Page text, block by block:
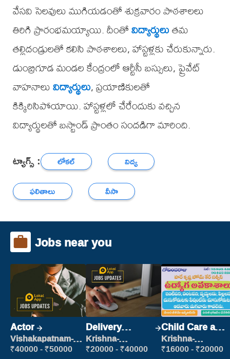
వేసవి సెలవులు ముగియడంతో శుక్రవారం పాఠశాలలు
తిరిగి ప్రారంభమయ్యాయి. దీంతోవిద్యార్థులుతమ
తల్లిదండ్రులతో కలిసి పాఠశాలలు, హాస్టళ్లకు చేరుకున్నారు.
డుంబ్రిగూడ మండల కేంద్రంలో ఆర్టీసీ బస్సులు, ప్రైవేట్
వాహనాలువిద్యార్థులు, ప్రయాణికులతో
కిక్కిరిసిపోయాయి. హాస్టళ్లలో చేరేందుకు వచ్చిన
విద్యార్థులతో బస్టాండ్‌ ప్రాంతం సందడిగా మారింది.
ట్యాగ్స్ : లోకల్
విద్య
ఫలితాలు
వీసా
Jobs near you
Actor
Vishakapatnam-
new
₹40000 - ₹50000
Delivery
Executive
Krishna-
vijayawada
₹20000 - ₹40000
Child Care and
Patient care
Krishna-
vijayawada
₹16000 - ₹20000